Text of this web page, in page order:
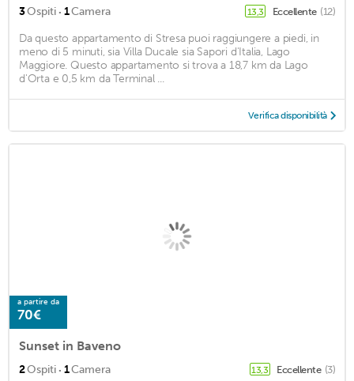
3Ospiti · 1Camera 13,3 Eccellente (12)
Da questo appartamento di Stresa puoi raggiungere a piedi, in
meno di 5 minuti, sia Villa Ducale sia Sapori d'Italia, Lago
Maggiore. Questo appartamento si trova a 18,7 km da Lago
d'Orta e 0,5 km da Terminal ...
Verifica disponibilità
a partire da
70€
Sunset in Baveno
2Ospiti · 1Camera 13,3 Eccellente (3)